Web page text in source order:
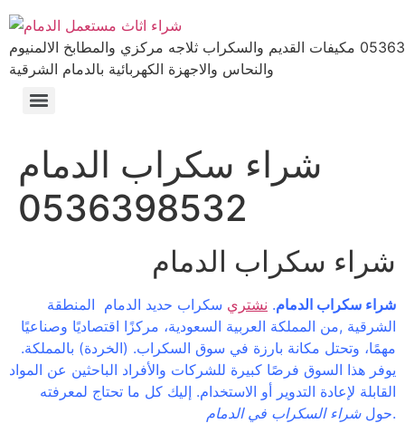
شراء اثاث مستعمل الدمام 0536398532 مكيفات القديم والسكراب ثلاجه مركزي والمطابخ الالمنيوم
والنحاس والاجهزة الكهربائية بالدمام الشرقية
شراء سكراب الدمام
0536398532
شراء سكراب الدمام
شراء سكراب الدمام. نشتري سكراب حديد الدمام المنطقة
الشرقية ,من المملكة العربية السعودية، مركزًا اقتصاديًا وصناعيًا
مهمًا، وتحتل مكانة بارزة في سوق السكراب. (الخردة) بالمملكة.
يوفر هذا السوق فرصًا كبيرة للشركات والأفراد الباحثين عن المواد
القابلة لإعادة التدوير أو الاستخدام. إليك كل ما تحتاج لمعرفته
حولشراء السكراب في الدمام .